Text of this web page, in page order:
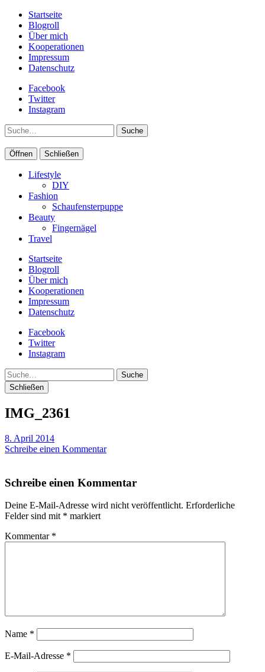
Startseite
Blogroll
Über mich
Kooperationen
Impressum
Datenschutz
Facebook
Twitter
Instagram
Suche
Öffnen Schließen
Lifestyle
DIY
Fashion
Schaufensterpuppe
Beauty
Fingernägel
Travel
Startseite
Blogroll
Über mich
Kooperationen
Impressum
Datenschutz
Facebook
Twitter
Instagram
Suche
Schließen
IMG_2361
8. April 2014
Schreibe einen Kommentar
Schreibe einen Kommentar
Deine E-Mail-Adresse wird nicht veröffentlicht. Erforderliche
Felder sind mit * markiert
Kommentar *
Name *
E-Mail-Adresse *